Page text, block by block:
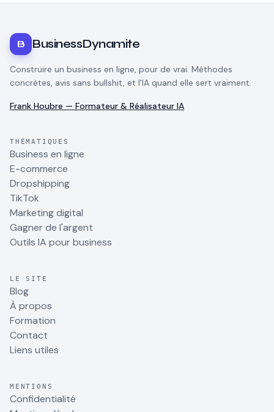
B BusinessDynamite
Construire un business en ligne, pour de vrai. Méthodes
concrètes, avis sans bullshit, et l'IA quand elle sert vraiment.
Frank Houbre — Formateur & Réalisateur IA
THÉMATIQUES
Business en ligne
E-commerce
Dropshipping
TikTok
Marketing digital
Gagner de l'argent
Outils IA pour business
LE SITE
Blog
À propos
Formation
Contact
Liens utiles
MENTIONS
Confidentialité